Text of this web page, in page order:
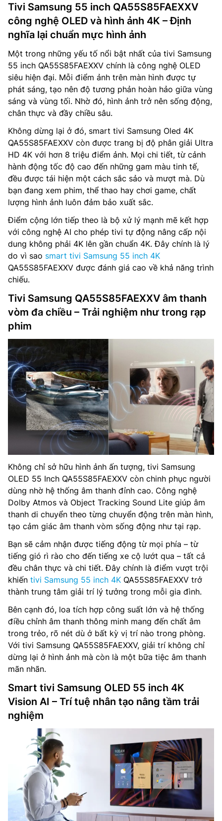
Tivi Samsung 55 inch QA55S85FAEXXV
công nghệ OLED và hình ảnh 4K – Định
nghĩa lại chuẩn mực hình ảnh
Một trong những yếu tố nổi bật nhất của tivi Samsung
55 inch QA55S85FAEXXV chính là công nghệ OLED
siêu hiện đại. Mỗi điểm ảnh trên màn hình được tự
phát sáng, tạo nên độ tương phản hoàn hảo giữa vùng
sáng và vùng tối. Nhờ đó, hình ảnh trở nên sống động,
chân thực và đầy chiều sâu.
Không dừng lại ở đó, smart tivi Samsung Oled 4K
QA55S85FAEXXV còn được trang bị độ phân giải Ultra
HD 4K với hơn 8 triệu điểm ảnh. Mọi chi tiết, từ cảnh
hành động tốc độ cao đến những gam màu tinh tế,
đều được tái hiện một cách sắc sảo và mượt mà. Dù
bạn đang xem phim, thể thao hay chơi game, chất
lượng hình ảnh luôn đảm bảo xuất sắc.
Điểm cộng lớn tiếp theo là bộ xử lý mạnh mẽ kết hợp
với công nghệ AI cho phép tivi tự động nâng cấp nội
dung không phải 4K lên gần chuẩn 4K. Đây chính là lý
do vì sao smart tivi Samsung 55 inch 4K
QA55S85FAEXXV được đánh giá cao về khả năng trình
chiếu.
Tivi Samsung QA55S85FAEXXV âm thanh
vòm đa chiều – Trải nghiệm như trong rạp
phim
Không chỉ sở hữu hình ảnh ấn tượng, tivi Samsung
OLED 55 Inch QA55S85FAEXXV còn chinh phục người
dùng nhờ hệ thống âm thanh đỉnh cao. Công nghệ
Dolby Atmos và Object Tracking Sound Lite giúp âm
thanh di chuyển theo từng chuyển động trên màn hình,
tạo cảm giác âm thanh vòm sống động như tại rạp.
Bạn sẽ cảm nhận được tiếng động từ mọi phía – từ
tiếng gió rì rào cho đến tiếng xe cộ lướt qua – tất cả
đều chân thực và chi tiết. Đây chính là điểm vượt trội
khiến tivi Samsung 55 inch 4K QA55S85FAEXXV trở
thành trung tâm giải trí lý tưởng trong mỗi gia đình.
Bên cạnh đó, loa tích hợp công suất lớn và hệ thống
điều chỉnh âm thanh thông minh mang đến chất âm
trong trẻo, rõ nét dù ở bất kỳ vị trí nào trong phòng.
Với tivi Samsung QA55S85FAEXXV, giải trí không chỉ
dừng lại ở hình ảnh mà còn là một bữa tiệc âm thanh
mãn nhãn.
Smart tivi Samsung OLED 55 inch 4K
Vision AI – Trí tuệ nhân tạo nâng tầm trải
nghiệm